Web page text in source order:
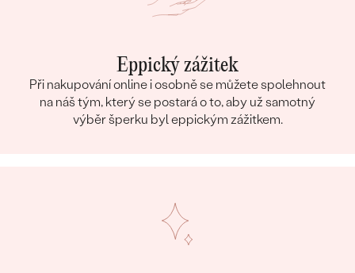
Eppický zážitek
Při nakupování online i osobně se můžete spolehnout
na náš tým, který se postará o to, aby už samotný
výběr šperku byl eppickým zážitkem.